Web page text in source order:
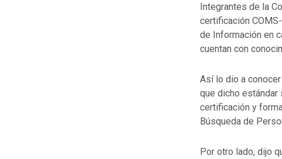
Integrantes de la
certificación
de Información en
cuentan con
Así lo dio a
que dicho estándar
certificación y
Búsqueda de
Por otro lado, dijo